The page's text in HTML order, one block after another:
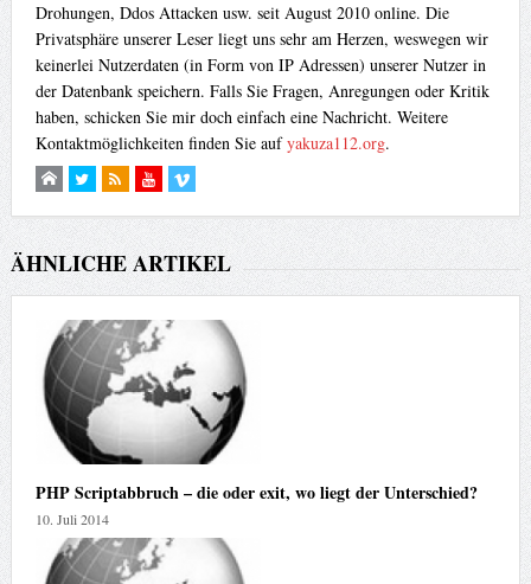
Drohungen, Ddos Attacken usw. seit August 2010 online. Die
Privatsphäre unserer Leser liegt uns sehr am Herzen, weswegen wir
keinerlei Nutzerdaten (in Form von IP Adressen) unserer Nutzer in
der Datenbank speichern. Falls Sie Fragen, Anregungen oder Kritik
haben, schicken Sie mir doch einfach eine Nachricht. Weitere
Kontaktmöglichkeiten finden Sie aufyakuza112.org.
ÄHNLICHE ARTIKEL
PHP Scriptabbruch – die oder exit, wo liegt der Unterschied?
10. Juli 2014